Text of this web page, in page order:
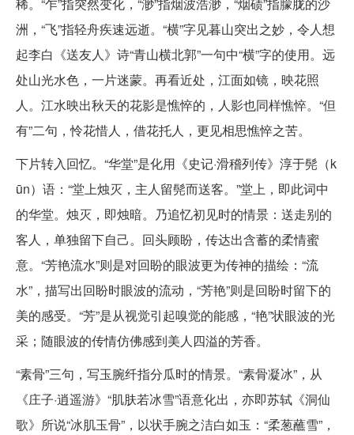
稀。“乍”指突然变化，“渺”指烟波浩渺，“烟碛”指朦胧的沙
洲，“飞”指轻舟疾速远逝。“横”字见暮山突出之妙，令人想
起李白《送友人》诗“青山横北郭”一句中“横”字的使用。远
处山光水色，一片迷蒙。再看近处，江面如镜，映花照
人。江水映出秋天的花影是憔悴的，人影也同样憔悴。“但
有”二句，怜花惜人，借花托人，更见相思憔悴之苦。
下片转入回忆。“华堂”是化用《史记·滑稽列传》淳于髡（k
ūn）语：“堂上烛灭，主人留髡而送客。”堂上，即此词中
的华堂。烛灭，即烛暗。乃追忆初见时的情景：送走别的
客人，单独留下自己。回头顾盼，传达出含蓄的柔情蜜
意。“芳艳流水”则是对回盼的眼波更为传神的描绘：“流
水”，描写出回盼时眼波的流动，“芳艳”则是回盼时留下的
美的感受。“芳”是从视觉引起嗅觉的能感，“艳”状眼波的光
采；随眼波的传情仿佛感到美人四溢的芳香。
“素骨”三句，写玉腕纤指分瓜时的情景。“素骨凝冰”，从
《庄子·逍遥游》“肌肤若冰雪”语意化出，亦即苏轼《洞仙
歌》所说“冰肌玉骨”，以状手腕之洁白如玉：“柔葱蘸雪”，